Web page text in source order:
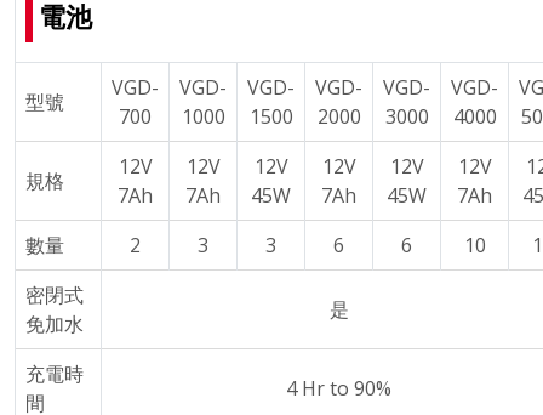
電池
型號
VGD-
700
VGD-
1000
VGD-
1500
VGD-
2000
VGD-
3000
VGD-
4000
規格
12V
7Ah
12V
7Ah
12V
45W
12V
7Ah
12V
45W
12V
7Ah
數量
2 3 3 6 6 10
密閉式
免加水
是
充電時
間
4 Hr to 90%